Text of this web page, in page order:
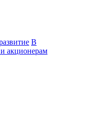
В
акционерам